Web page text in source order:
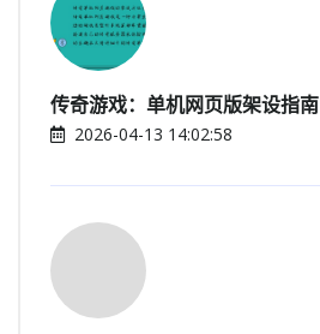
传奇游戏：单机网页版架设指南
2026-04-13 14:02:58